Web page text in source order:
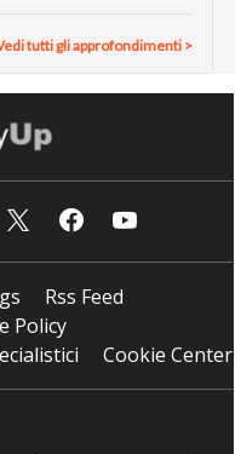
tutti gli approfondimenti >
Rss Feed
Policy
Cookie Center